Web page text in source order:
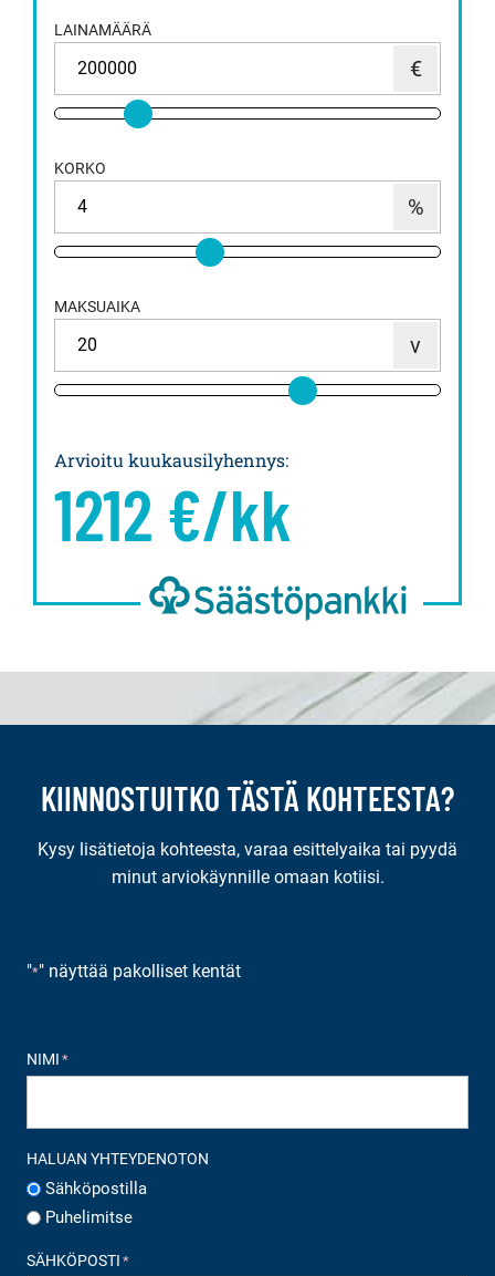
LAINAMÄÄRÄ
KORKO
MAKSUAIKA
Arvioitu kuukausilyhennys:
1212 €/kk
KIINNOSTUITKO TÄSTÄ KOHTEESTA?
Kysy lisätietoja kohteesta, varaa esittelyaika tai pyydä
minut arviokäynnille omaan kotiisi.
"*" näyttää pakolliset kentät
NIMI *
HALUAN YHTEYDENOTON
Sähköpostilla
Puhelimitse
SÄHKÖPOSTI *